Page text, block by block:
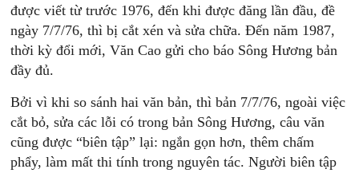
được viết từ trước 1976, đến khi được đăng lần đầu, đề
ngày 7/7/76, thì bị cắt xén và sửa chữa. Đến năm 1987,
thời kỳ đổi mới, Văn Cao gửi cho báo Sông Hương bản
đầy đủ.
Bởi vì khi so sánh hai văn bản, thì bản 7/7/76, ngoài việc
cắt bỏ, sửa các lỗi có trong bản Sông Hương, câu văn
cũng được “biên tập” lại: ngắn gọn hơn, thêm chấm
phẩy, làm mất thi tính trong nguyên tác. Người biên tập